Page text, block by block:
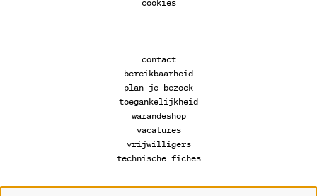
cookies
contact
bereikbaarheid
plan je bezoek
toegankelijkheid
warandeshop
vacatures
vrijwilligers
technische fiches